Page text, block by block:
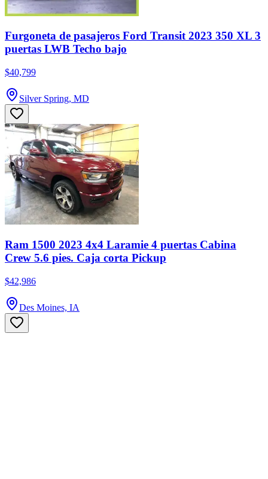
Furgoneta de pasajeros Ford Transit 2023 350 XL 3
puertas LWB Techo bajo
$40,799
Silver Spring, MD
Ram 1500 2023 4x4 Laramie 4 puertas Cabina
Crew 5.6 pies. Caja corta Pickup
$42,986
Des Moines, IA